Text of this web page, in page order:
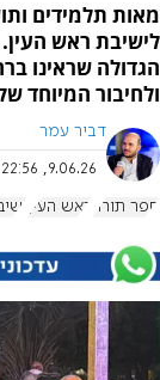
מאות תלמידים
לישיבת ראש
הגדולה שראינו
ולחיבור המיוחד
דביר עמר
9.06.26, 22:56
ספר תורה ראש העין